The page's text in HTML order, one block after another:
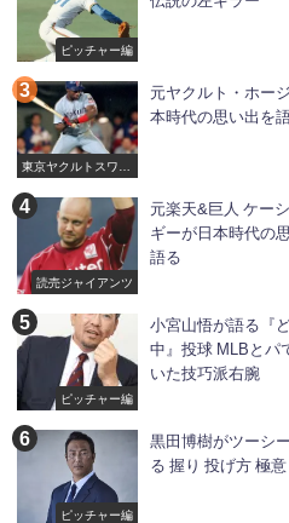
ピッチャー編
東京ヤクルトスワロ
元ヤクルト・ホー
本時代の思い出を
読売ジャイアンツ
元楽天&巨人 ケー
ギーが日本時代の
語る
ピッチャー編
小宮山悟が語る『
中』投球 MLBとパ
いた技巧派右腕
ピッチャー編
黒田博樹がツーシ
る 握り 投げ方 極意